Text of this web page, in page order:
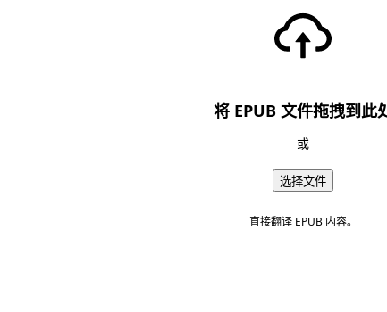
将 EPUB 文件拖拽到此
或
选择文件
直接翻译 EPUB 内容。